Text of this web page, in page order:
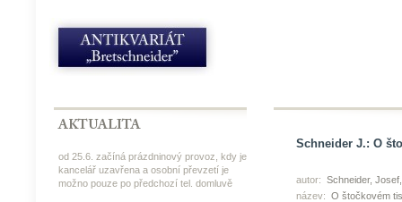
od 25.6. začíná prázdninový provoz, kdy je
kancelář uzavřena a osobní převzetí je
možno pouze po předchozí tel. domluvě
Schneider J.: O
autor: Schneider,
název: O štočkovém